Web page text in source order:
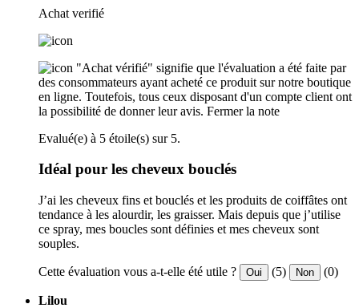
Achat verifié
"Achat vérifié" signifie que l'évaluation a été faite par
des consommateurs ayant acheté ce produit sur notre boutique
en ligne. Toutefois, tous ceux disposant d'un compte client ont
la possibilité de donner leur avis. Fermer la note
Evalué(e) à 5 étoile(s) sur 5.
Idéal pour les cheveux bouclés
J’ai les cheveux fins et bouclés et les produits de coiffâtes ont
tendance à les alourdir, les graisser. Mais depuis que j’utilise
ce spray, mes boucles sont définies et mes cheveux sont
souples.
Cette évaluation vous a-t-elle été utile ? Oui (5) Non (0)
Lilou